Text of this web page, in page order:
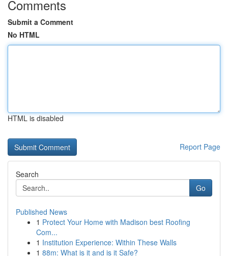
Comments
Submit a Comment
No HTML
HTML is disabled
Report Page
Search
Go
Published News
1 Protect Your Home with Madison best Roofing
Com...
1 Institution Experience: Within These Walls
1 88m: What is it and is it Safe?